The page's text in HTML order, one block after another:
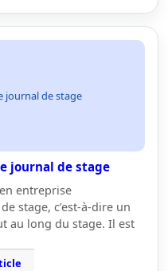
journal de stage
journal de stage
entreprise
stage, c’est-à-dire un
au long du stage. Il est